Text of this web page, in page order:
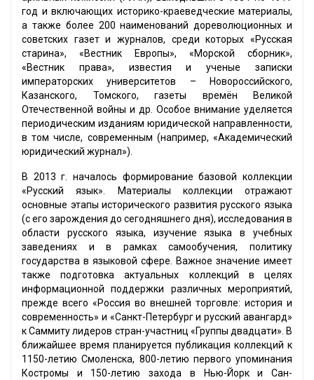
год и включающих историко-краеведческие материалы,
а также более 200 наименований дореволюционных и
советских газет и журналов, среди которых «Русская
старина», «Вестник Европы», «Морской сборник»,
«Вестник права», известия и ученые записки
императорских университетов – Новороссийского,
Казанского, Томского, газеты времён Великой
Отечественной войны и др. Особое внимание уделяется
периодическим изданиям юридической направленности,
в том числе, современным (например, «Академический
юридический журнал»).
В 2013 г. началось формирование базовой коллекции
«Русский язык». Материалы коллекции отражают
основные этапы исторического развития русского языка
(с его зарождения до сегодняшнего дня), исследования в
области русского языка, изучение языка в учебных
заведениях и в рамках самообучения, политику
государства в языковой сфере. Важное значение имеет
также подготовка актуальных коллекций в целях
информационной поддержки различных мероприятий,
прежде всего «Россия во внешней торговле: история и
современность» и «Санкт-Петербург и русский авангард»
к Саммиту лидеров стран-участниц «Группы двадцати». В
ближайшее время планируется публикация коллекций к
1150-летию Смоленска, 800-летию первого упоминания
Костромы и 150-летию захода в Нью-Йорк и Сан-